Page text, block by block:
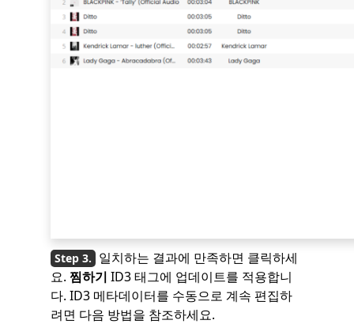
일치하는 결과에 만족하면 클릭하세
요. 찜하기 ID3 태그에 업데이트를 적용합니
다. ID3 메타데이터를 수동으로 계속 편집하
려면 다음 방법을 참조하세요.